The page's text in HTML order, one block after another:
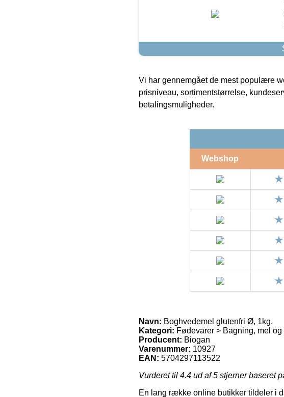
Vi har gennemgået de mest populære
prisniveau, sortimentstørrelse,
betalingsmuligheder.
Webshop
Navn: Boghvedemel glutenfri Ø, 1kg.
Kategori: Fødevarer > Bagning, mel og
Producent: Biogan
Varenummer: 10927
EAN: 5704297113522
Vurderet til 4.4 ud af 5 stjerner baseret
En lang række online butikker tildeler i